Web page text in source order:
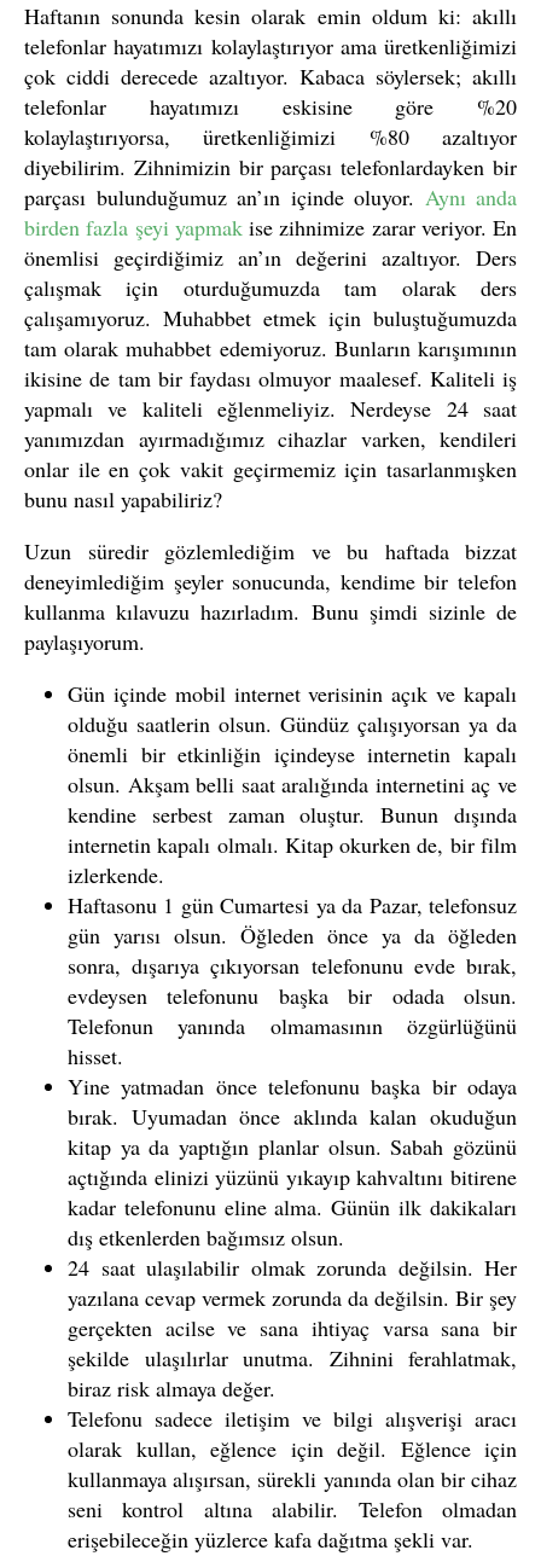
Haftanın sonunda kesin olarak emin oldum ki: akıllı
telefonlar hayatımızı kolaylaştırıyor ama üretkenliğimizi
çok ciddi derecede azaltıyor. Kabaca söylersek; akıllı
telefonlar hayatımızı eskisine göre %20
kolaylaştırıyorsa, üretkenliğimizi %80 azaltıyor
diyebilirim. Zihnimizin bir parçası telefonlardayken bir
parçası bulunduğumuz an’ın içinde oluyor. Aynı anda
birden fazla şeyi yapmakise zihnimize zarar veriyor. En
önemlisi geçirdiğimiz an’ın değerini azaltıyor. Ders
çalışmak için oturduğumuzda tam olarak ders
çalışamıyoruz. Muhabbet etmek için buluştuğumuzda
tam olarak muhabbet edemiyoruz. Bunların karışımının
ikisine de tam bir faydası olmuyor maalesef. Kaliteli iş
yapmalı ve kaliteli eğlenmeliyiz. Nerdeyse 24 saat
yanımızdan ayırmadığımız cihazlar varken, kendileri
onlar ile en çok vakit geçirmemiz için tasarlanmışken
bunu nasıl yapabiliriz?
Uzun süredir gözlemlediğim ve bu haftada bizzat
deneyimlediğim şeyler sonucunda, kendime bir telefon
kullanma kılavuzu hazırladım. Bunu şimdi sizinle de
paylaşıyorum.
Gün içinde mobil internet verisinin açık ve kapalı
olduğu saatlerin olsun. Gündüz çalışıyorsan ya da
önemli bir etkinliğin içindeyse internetin kapalı
olsun. Akşam belli saat aralığında internetini aç ve
kendine serbest zaman oluştur. Bunun dışında
internetin kapalı olmalı. Kitap okurken de, bir film
izlerkende.
Haftasonu 1 gün Cumartesi ya da Pazar, telefonsuz
gün yarısı olsun. Öğleden önce ya da öğleden
sonra, dışarıya çıkıyorsan telefonunu evde bırak,
evdeysen telefonunu başka bir odada olsun.
Telefonun yanında olmamasının özgürlüğünü
hisset.
Yine yatmadan önce telefonunu başka bir odaya
bırak. Uyumadan önce aklında kalan okuduğun
kitap ya da yaptığın planlar olsun. Sabah gözünü
açtığında elinizi yüzünü yıkayıp kahvaltını bitirene
kadar telefonunu eline alma. Günün ilk dakikaları
dış etkenlerden bağımsız olsun.
24 saat ulaşılabilir olmak zorunda değilsin. Her
yazılana cevap vermek zorunda da değilsin. Bir şey
gerçekten acilse ve sana ihtiyaç varsa sana bir
şekilde ulaşılırlar unutma. Zihnini ferahlatmak,
biraz risk almaya değer.
Telefonu sadece iletişim ve bilgi alışverişi aracı
olarak kullan, eğlence için değil. Eğlence için
kullanmaya alışırsan, sürekli yanında olan bir cihaz
seni kontrol altına alabilir. Telefon olmadan
erişebileceğin yüzlerce kafa dağıtma şekli var.